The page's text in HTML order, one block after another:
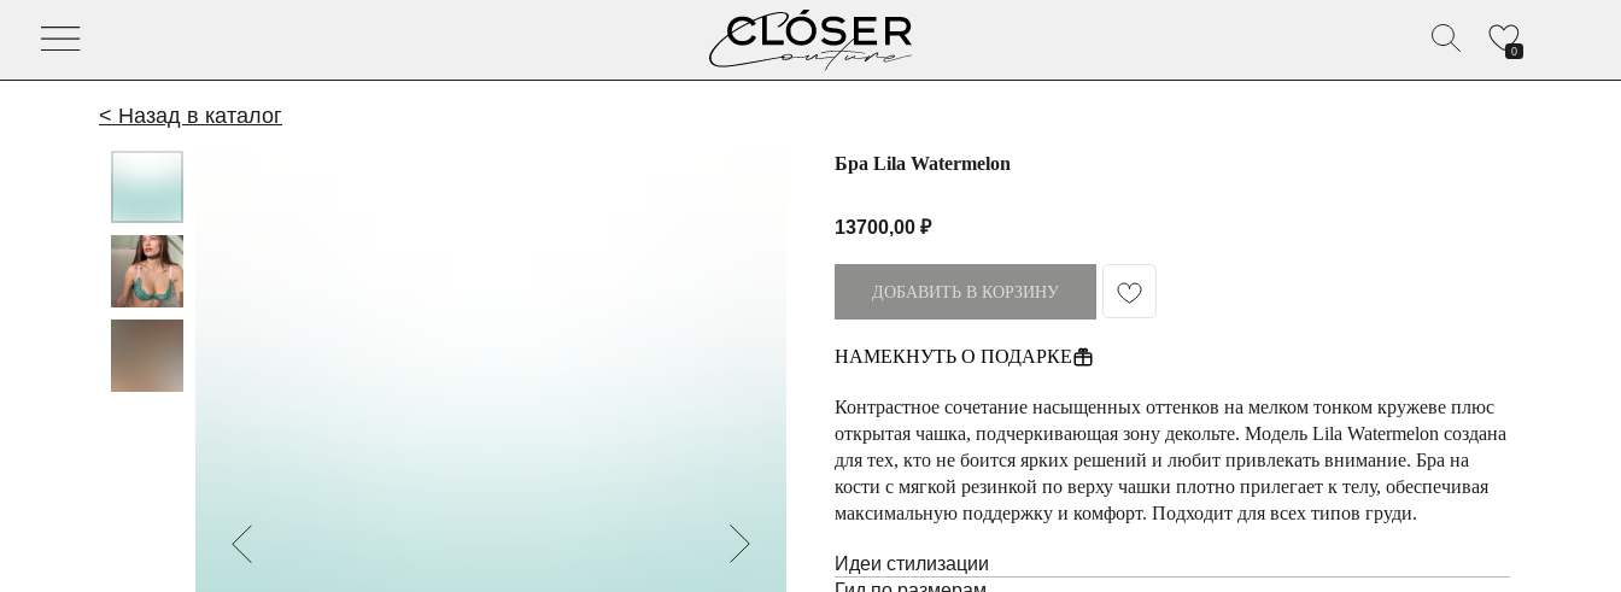
< Назад в каталог
Бра Lila Watermelon
13700,00 ₽
ДОБАВИТЬ В КОРЗИНУ
НАМЕКНУТЬ О ПОДАРКЕ
Контрастное сочетание насыщенных оттенков на мелком тонком кружеве плюс
открытая чашка, подчеркивающая зону декольте. Модель Lila Watermelon создана
для тех, кто не боится ярких решений и любит привлекать внимание. Бра на
кости с мягкой резинкой по верху чашки плотно прилегает к телу, обеспечивая
максимальную поддержку и комфорт. Подходит для всех типов груди.
Идеи стилизации
СКИДКА -10% НА
ВАШ ПЕРВЫЙ ЗАКАЗ